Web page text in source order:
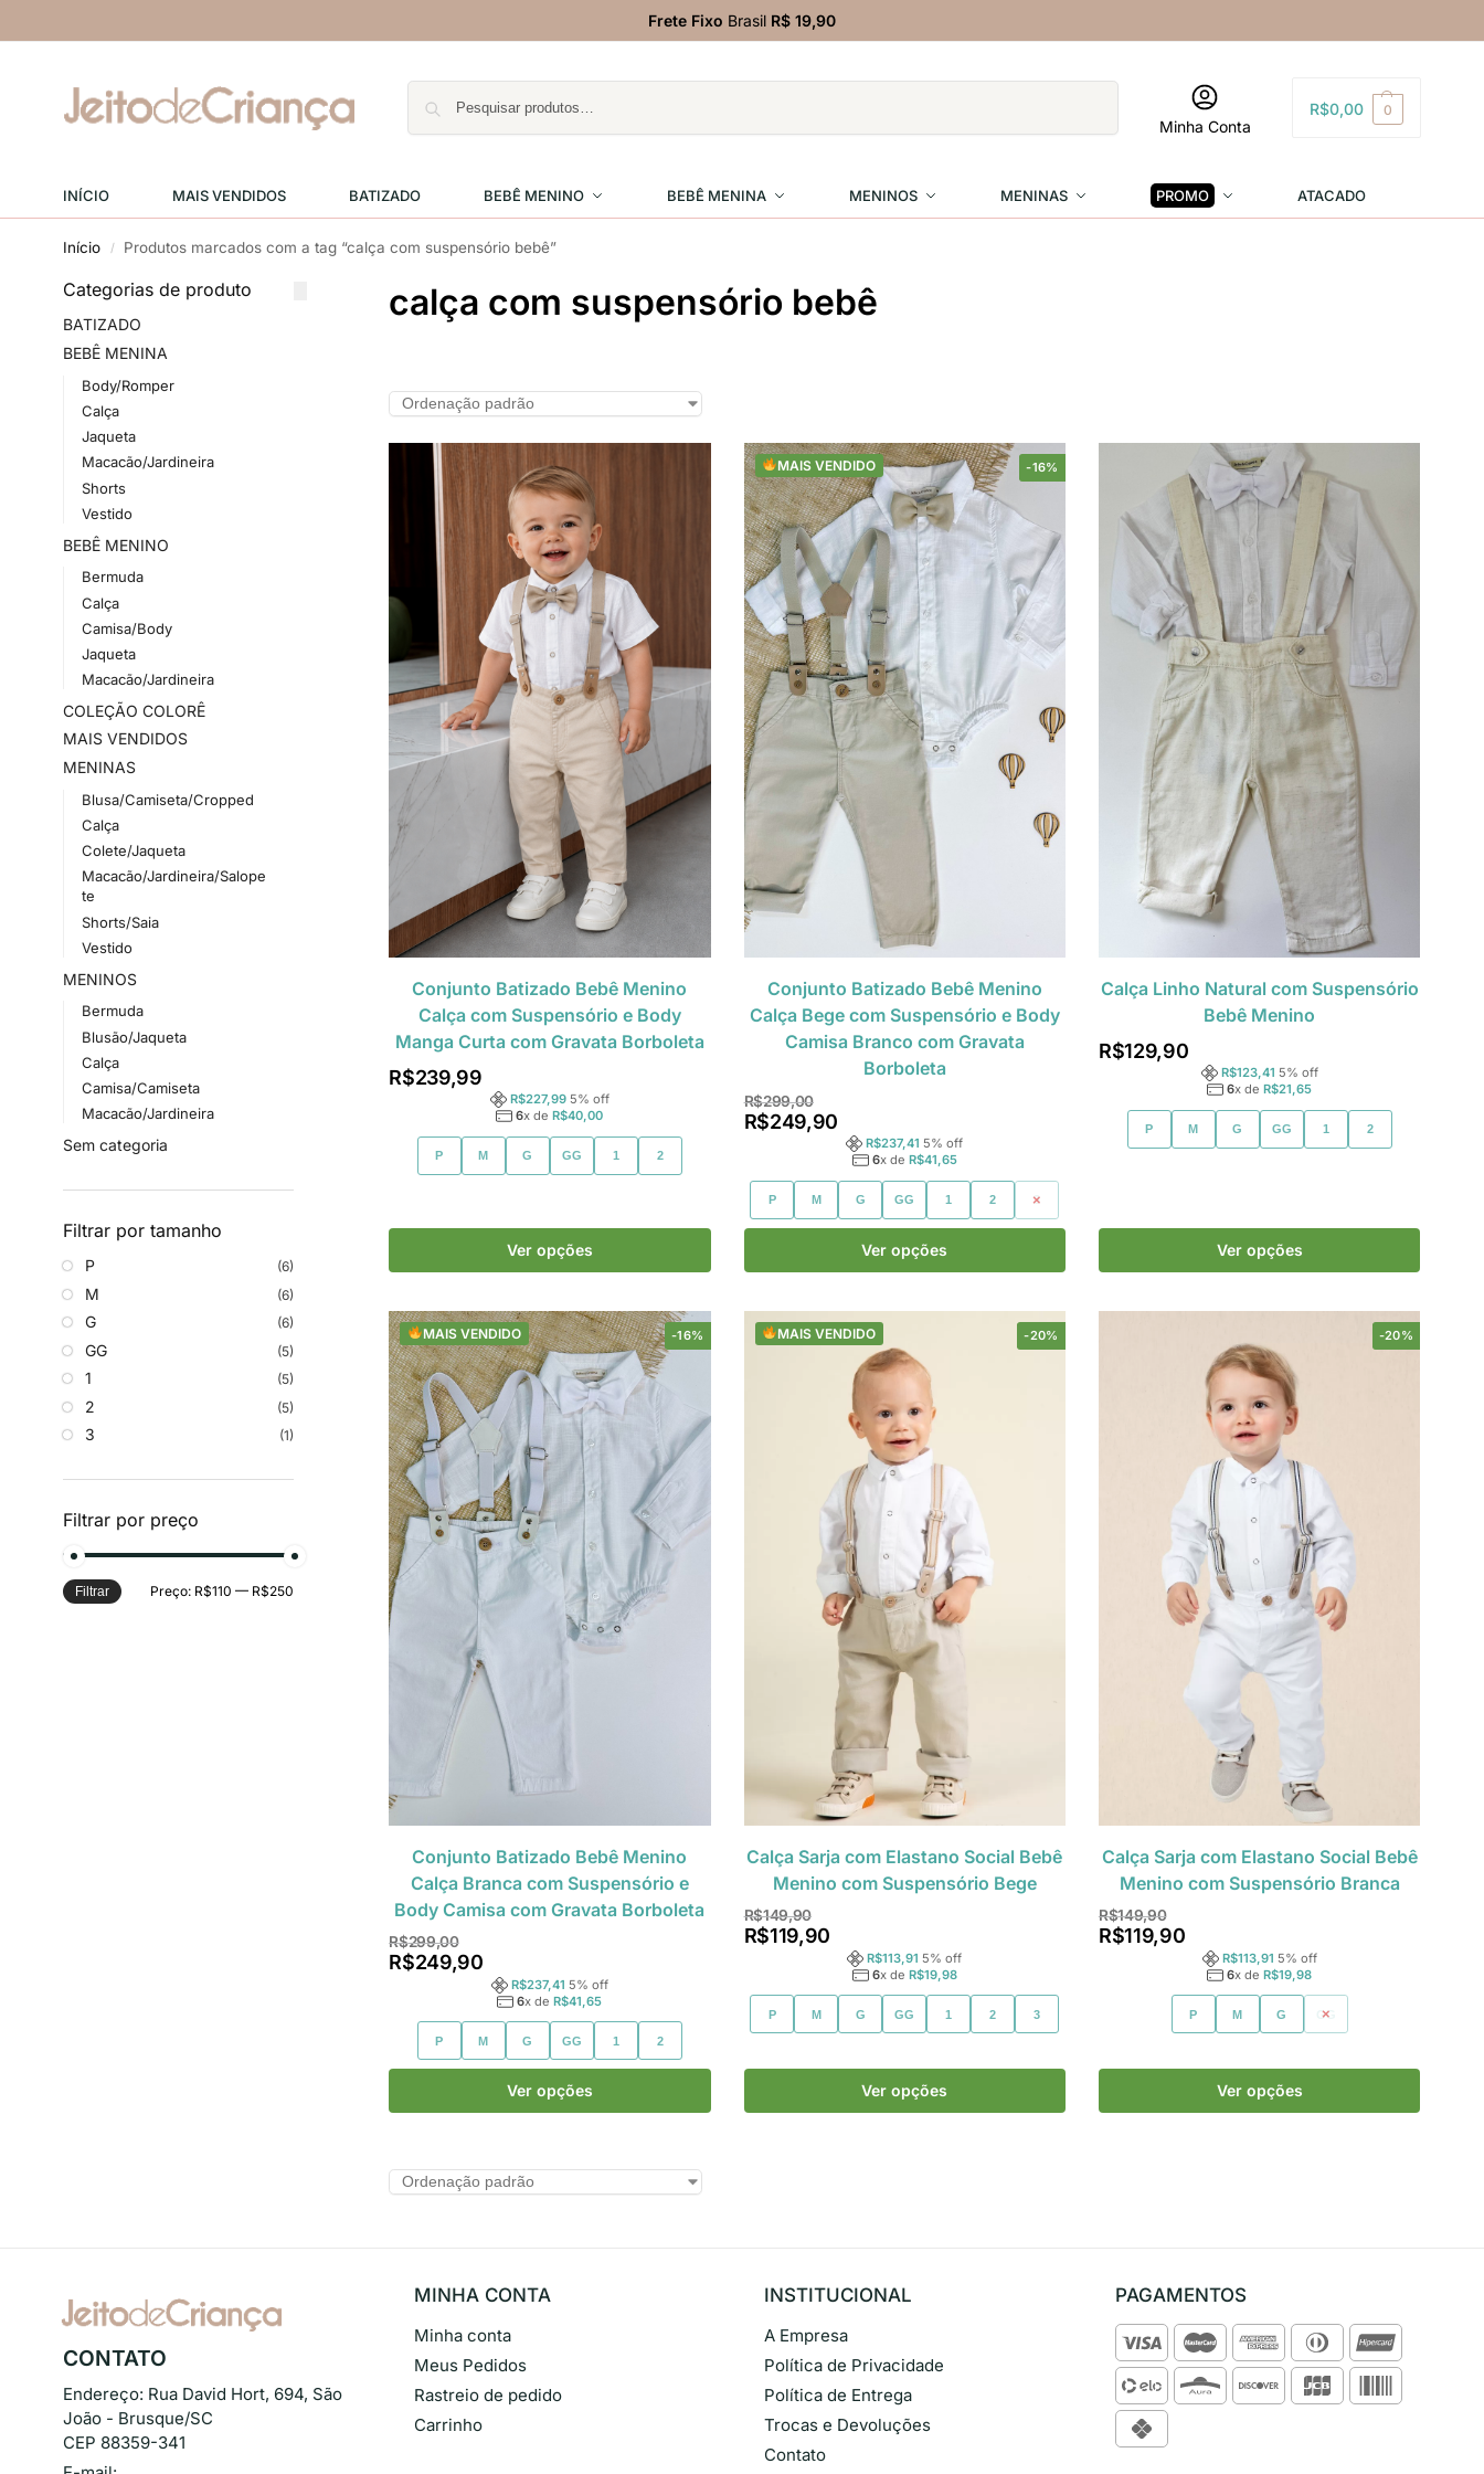
Frete Fixo Brasil R$ 19,90
Minha Conta
R$0,00 0
INÍCIO MAIS VENDIDOS BATIZADO BEBÊ MENINO BEBÊ MENINA MENINOS MENINAS PROMO ATACADO
Início / Produtos marcados com a tag “calça com suspensório bebê”
calça com suspensório bebê
Conjunto Batizado Bebê Menino
Calça com Suspensório e Body
Manga Curta com Gravata Borboleta
R$239,99
R$227,99 5% off
6x deR$40,00
P M G GG 1 2
Ver opções
-16%
MAIS VENDIDO
Conjunto Batizado Bebê Menino
Calça Bege com Suspensório e Body
Camisa Branco com Gravata
Borboleta
R$299,00
R$249,90
R$237,41 5% off
6x de R$41,65
P M G GG 1 2 3
Ver opções
Calça Linho Natural com Suspensório
Bebê Menino
R$129,90
R$123,41 5% off
6x deR$21,65
P M G GG 1 2
Ver opções
-16%
MAIS VENDIDO
Conjunto Batizado Bebê Menino
Calça Branca com Suspensório e
Body Camisa com Gravata Borboleta
R$299,00
R$249,90
R$237,41 5% off
6x deR$41,65
P M G GG 1 2
Ver opções
-20%
MAIS VENDIDO
Calça Sarja com Elastano Social Bebê
Menino com Suspensório Bege
R$149,90
R$119,90
R$113,91 5% off
6x de R$19,98
P M G GG 1 2 3
Ver opções
-20%
Calça Sarja com Elastano Social Bebê
Menino com Suspensório Branca
R$149,90
R$119,90
R$113,91 5% off
6x deR$19,98
P M G GG
Ver opções
Categorias de produto
BATIZADO
BEBÊ MENINA
Body/Romper
Calça
Jaqueta
Macacão/Jardineira
Shorts
Vestido
BEBÊ MENINO
Bermuda
Calça
Camisa/Body
Jaqueta
Macacão/Jardineira
COLEÇÃO COLORÊ
MAIS VENDIDOS
MENINAS
Blusa/Camiseta/Cropped
Calça
Colete/Jaqueta
Macacão/Jardineira/Salope
te
Shorts/Saia
Vestido
MENINOS
Bermuda
Blusão/Jaqueta
Calça
Camisa/Camiseta
Macacão/Jardineira
Sem categoria
Filtrar por tamanho
P (6)
M (6)
G (6)
GG (5)
1 (5)
2 (5)
3 (1)
Filtrar por preço
Filtrar Preço: R$110 — R$250
CONTATO
Endereço: Rua David Hort, 694, São
João - Brusque/SC
CEP 88359-341
MINHA CONTA
Minha conta
Meus Pedidos
Rastreio de pedido
Carrinho
INSTITUCIONAL
A Empresa
Política de Privacidade
Política de Entrega
Trocas e Devoluções
Contato
PAGAMENTOS